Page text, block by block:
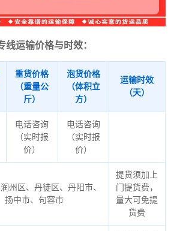
运输价格与时效：
重货价格
（重量公
斤）
泡货价格
（体积立
方）
运输时效
（天）
电话咨询
（实时报
价）
电话咨询
（实时报
价）
州区、丹徒区、丹阳市、
扬中市、句容市
提货须加上
门提货费，
量大可免提
货费